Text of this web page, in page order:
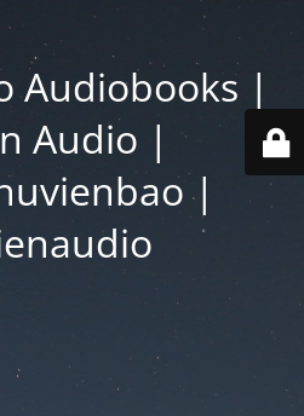
Audiobooks |
Audio |
|